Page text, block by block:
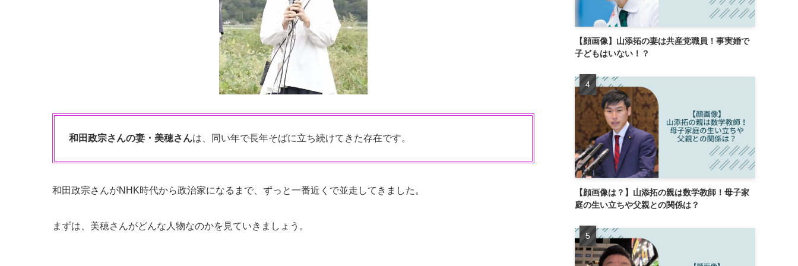
和田政宗さんの妻・美穂さんは、同い年で長年そばに立ち続けてきた存在です。
和田政宗さんがNHK時代から政治家になるまで、ずっと一番近くで並走してきました。
まずは、美穂さんがどんな人物なのかを見ていきましょう。
【顔画像】山添拓の妻は共産党職員！事実婚で
子どもはいない！？
【顔画像は？】山添拓の親は数学教師！母子家
庭の生い立ちや父親との関係は？